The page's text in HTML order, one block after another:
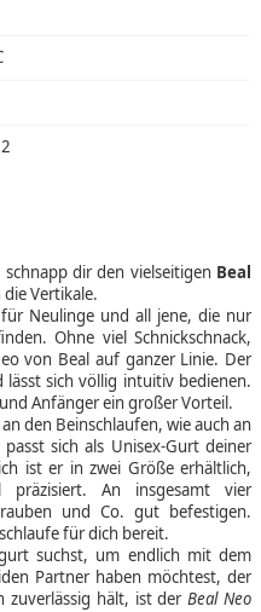
dir den vielseitigen Beal
Vertikale.
Neulinge und all jene, die nur
Ohne viel Schnickschnack,
von Beal auf ganzer Linie. Der
sich völlig intuitiv bedienen.
Anfänger ein großer Vorteil.
den Beinschlaufen, wie auch an
sich als Unisex-Gurt deiner
ist er in zwei Größe erhältlich,
An insgesamt vier
und Co. gut befestigen.
für dich bereit.
suchst, um endlich mit dem
Partner haben möchtest, der
zuverlässig hält, ist derBeal Neo